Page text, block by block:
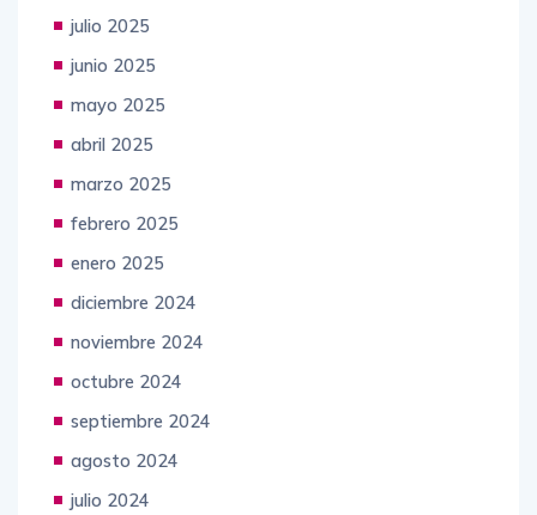
julio 2025
junio 2025
mayo 2025
abril 2025
marzo 2025
febrero 2025
enero 2025
diciembre 2024
noviembre 2024
octubre 2024
septiembre 2024
agosto 2024
julio 2024